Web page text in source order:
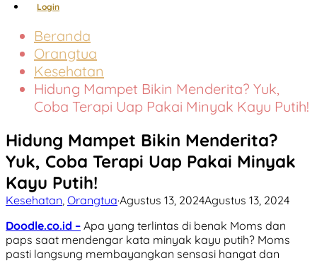
Login
Beranda
Orangtua
Kesehatan
Hidung Mampet Bikin Menderita? Yuk,
Coba Terapi Uap Pakai Minyak Kayu Putih!
Hidung Mampet Bikin Menderita?
Yuk, Coba Terapi Uap Pakai Minyak
Kayu Putih!
Kesehatan Orangtua·Agustus 13, 2024Agustus 13, 2024
Doodle.co.id – Apa yang terlintas di benak Moms dan
paps saat mendengar kata minyak kayu putih? Moms
pasti langsung membayangkan sensasi hangat dan